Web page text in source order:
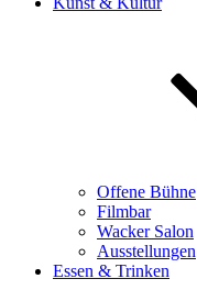
Offene Bühne
Filmbar
Wacker Salon
Ausstellungen
Essen & Trinken